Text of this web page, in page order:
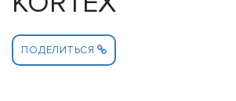
ПОДЕЛИТЬСЯ